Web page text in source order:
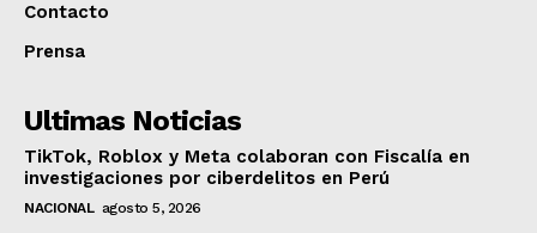
Contacto
Prensa
Ultimas Noticias
TikTok, Roblox y Meta colaboran con Fiscalía en
investigaciones por ciberdelitos en Perú
NACIONAL agosto 5, 2026